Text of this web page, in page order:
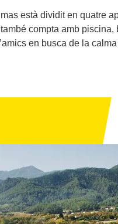
està dividit en quatre
compta amb
en busca de la